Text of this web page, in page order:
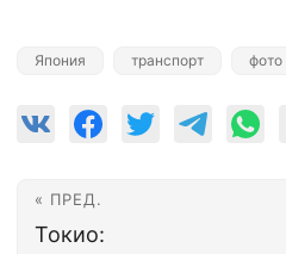
Япония транспорт фото
« ПРЕД.
Токио: